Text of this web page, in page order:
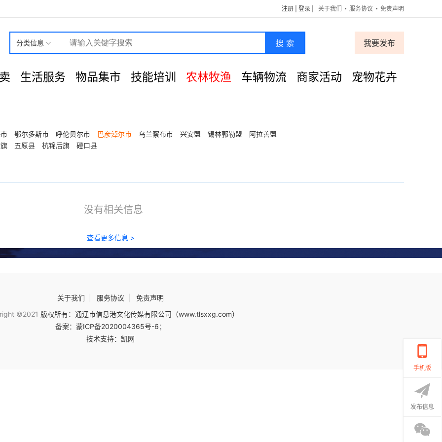
注册 登录 关于我们 服务协议 免责声明
分类信息 搜 索 我要发布
生活服务 物品集市 技能培训 农林牧渔 车辆物流 商家活动 宠物花卉
鄂尔多斯市 呼伦贝尔市 巴彦淖尔市 乌兰察布市 兴安盟 锡林郭勒盟
阿拉善盟
五原县 杭锦后旗 磴口县
没有相关信息
查看更多信息 >
关于我们 服务协议
免责声明
©2021 版权所有：通辽市信息港文化传媒有限公司（www.tlsxxg.com）
备案：蒙ICP备2020004365号-6；
技术支持：凯网
手机版
发布信息